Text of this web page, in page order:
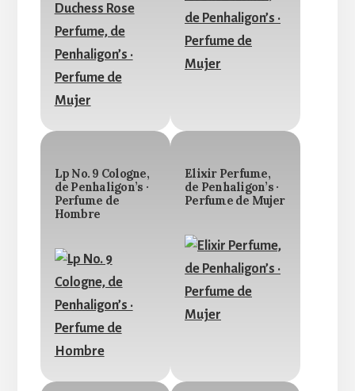
Lp No. 9 Cologne,
de Penhaligon’s ·
Perfume de
Hombre
Elixir Perfume,
de Penhaligon’s ·
Perfume de Mujer